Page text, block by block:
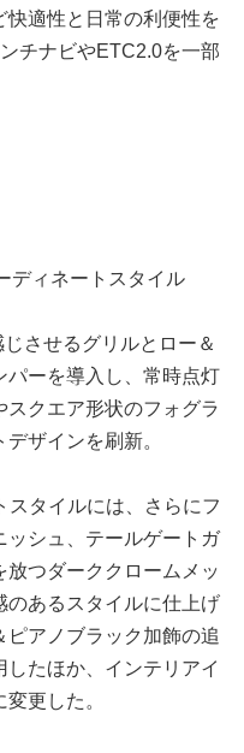
快適性と日常の利便性を
チナビやETC2.0を一部
ィネートスタイル
させるグリルとロー＆
パーを導入し、常時点灯
クエア形状のフォグラ
ザインを刷新。
スタイルには、さらにフ
ッシュ、テールゲートガ
つダーククロームメッ
のあるスタイルに仕上げ
アノブラック加飾の追
たほか、インテリアイ
更した。